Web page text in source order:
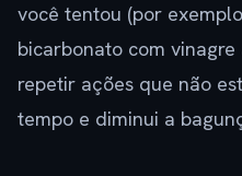
você tentou (por
bicarbonato com
repetir ações que não
tempo e diminui a